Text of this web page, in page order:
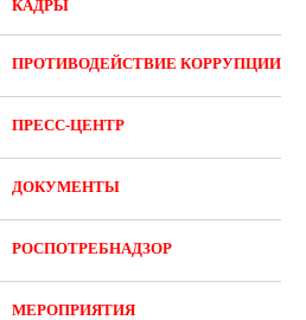
КАДРЫ
ПРОТИВОДЕЙСТВИЕ КОРРУПЦИИ
ПРЕСС-ЦЕНТР
ДОКУМЕНТЫ
РОСПОТРЕБНАДЗОР
МЕРОПРИЯТИЯ